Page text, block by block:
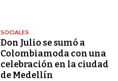
SOCIALES
Don Julio se sumó a
Colombiamoda con una
celebración en la ciudad
de Medellín